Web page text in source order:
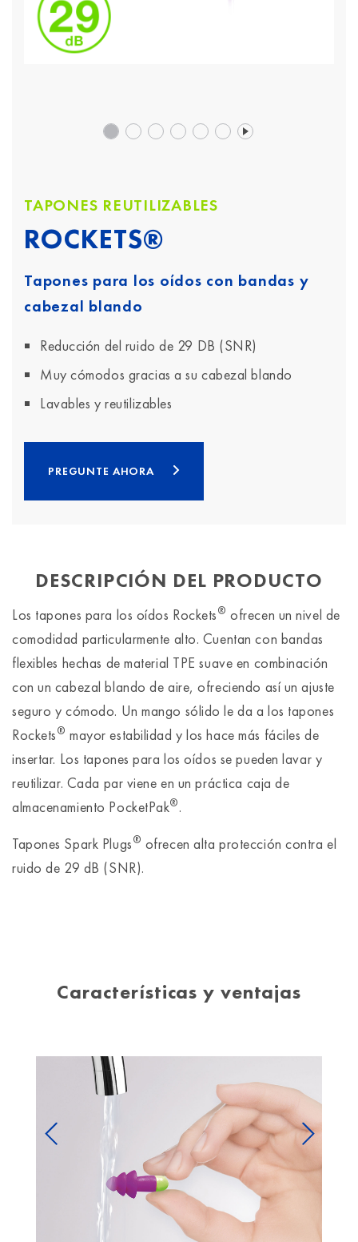
TAPONES REUTILIZABLES
ROCKETS®
Tapones para los oídos con bandas y
cabezal blando
Reducción del ruido de 29 DB (SNR)
Muy cómodos gracias a su cabezal blando
Lavables y reutilizables
PREGUNTE AHORA
DESCRIPCIÓN DEL PRODUCTO
Los tapones para los oídos Rockets® ofrecen un nivel de
comodidad particularmente alto. Cuentan con bandas
flexibles hechas de material TPE suave en combinación
con un cabezal blando de aire, ofreciendo así un ajuste
seguro y cómodo. Un mango sólido le da a los tapones
Rockets® mayor estabilidad y los hace más fáciles de
insertar. Los tapones para los oídos se pueden lavar y
reutilizar. Cada par viene en un práctica caja de
almacenamiento PocketPak®.
Tapones Spark Plugs® ofrecen alta protección contra el
ruido de 29 dB (SNR).
Características y ventajas
Previous Next